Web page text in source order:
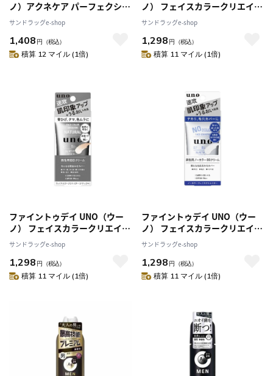
ノ）アクネケア パーフェクショ
ンジェル 90g
サンドラッグe-shop
1,408 円 （税込）
積算 12 マイル (1倍)
ノ） フェイスカラークリエイタ
ー カバー 30g
サンドラッグe-shop
1,298 円 （税込）
積算 11 マイル (1倍)
ファイントゥデイ UNO（ウー
ノ） フェイスカラークリエイタ
ー ナチュラル 30g
サンドラッグe-shop
1,298 円 （税込）
積算 11 マイル (1倍)
ファイントゥデイ UNO（ウー
ノ） フェイスカラークリエイタ
ー 30g
サンドラッグe-shop
1,298 円 （税込）
積算 11 マイル (1倍)